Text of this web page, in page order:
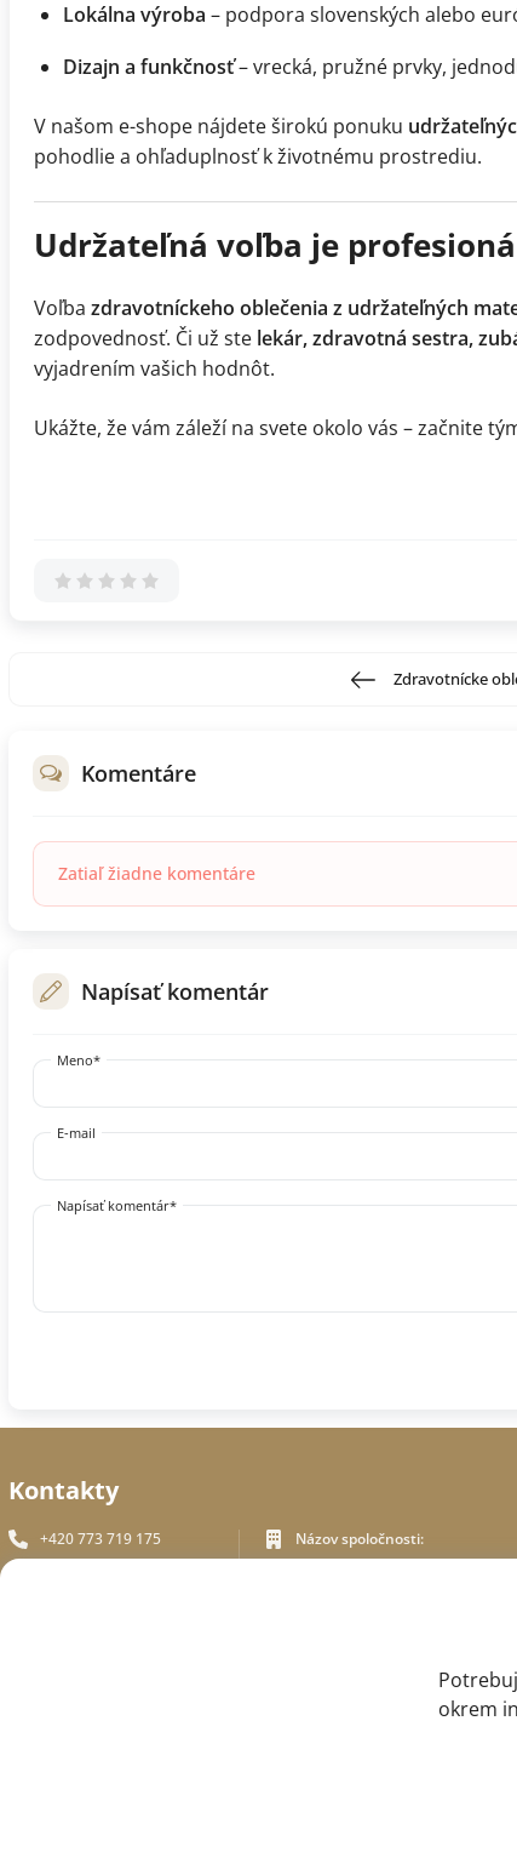
Lokálna výroba – podpora slovenských alebo
Dizajn a funkčnosť– vrecká, pružné prvky,
V našom e-shope nájdete širokú ponuku
pohodlie a ohľaduplnosť k životnému prostrediu.
Udržateľná voľba je
Voľba zdravotníckeho oblečenia z udržateľných
zodpovednosť. Či už ste lekár, zdravotná sestra,
vyjadrením vašich hodnôt.
Ukážte, že vám záleží na svete okolo vás – začnite
Zdravotnícke
Komentáre
Zatiaľ žiadne komentáre
Napísať komentár
Meno*
E-mail
Napísať komentár*
Kontakty
+420 773 719 175
Názov spoločnosti:
okrem